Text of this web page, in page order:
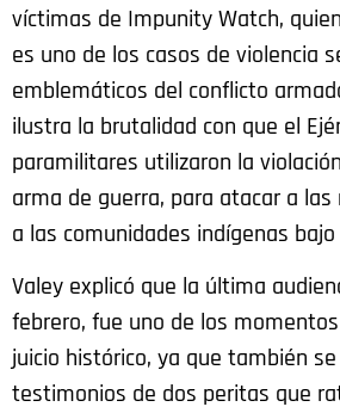
víctimas de Impunity Watch,
es uno de los casos de violencia
emblemáticos del conflicto
ilustra la brutalidad con que el
paramilitares utilizaron la
arma de guerra, para atacar a
a las comunidades indígenas
Valey explicó que la última
febrero, fue uno de los
juicio histórico, ya que también
testimonios de dos peritas que